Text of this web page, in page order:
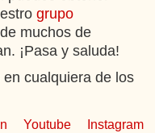
grupo
muchos de
¡Pasa y saluda!
cualquiera de los
Youtube Instagram